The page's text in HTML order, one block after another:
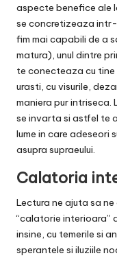
aspecte benefice ale
se concretizeaza
fim mai capabili de a
matura), unul dintre
te conecteaza cu tine
urasti, cu visurile,
maniera pur intriseca.
se invarta si astfel te
lume in care adeseori
asupra supraeului.
Calatoria
Lectura ne ajuta sa
“calatorie interioara”
insine, cu temerile si
sperantele si iluziile